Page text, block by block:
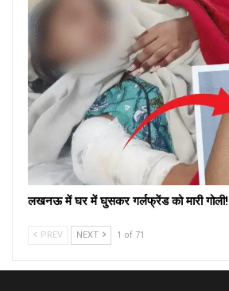
लखनऊ में घर में घुसकर गर्लफ्रेंड को मारी गोली!
PREV NEXT 1 of 71